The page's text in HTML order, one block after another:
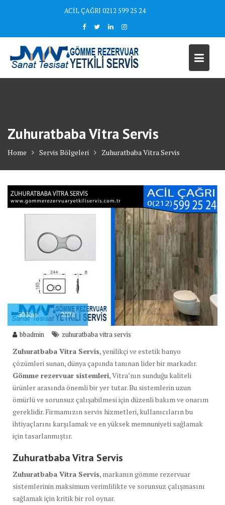
ACİL ÇAĞRI 0212 599 25 24
Zuhuratbaba Vitra Servis
Home Servis Bölgeleri Zuhuratbaba Vitra Servis
30Kas 2024
bbadmin zuhuratbaba vitra servis
Zuhuratbaba Vitra Servis, yenilikçi ve estetik banyo
çözümleri sunan, dünya çapında tanınan lider bir markadır.
Gömme rezervuar sistemleri, Vitra’nın sunduğu kaliteli
ürünler arasında önemli bir yer tutar. Bu sistemlerin uzun
ömürlü ve sorunsuz çalışabilmesi için düzenli bakım ve onarım
gereklidir. Firmamızın servis hizmetleri, kullanıcıların bu
ihtiyaçlarını karşılamak ve en yüksek memnuniyeti sağlamak
için tasarlanmıştır.
Zuhuratbaba Vitra Servis
Zuhuratbaba Vitra Servis, markanın gömme rezervuar
sistemlerinin maksimum verimlilikte ve sorunsuz çalışmasını
sağlamak için kritik bir rol oynar.